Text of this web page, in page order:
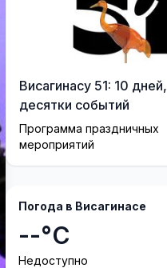
Висагинасу 51: 10 дней,
десятки событий
Программа праздничных
мероприятий
Погода в Висагинасе
--°C
Недоступно